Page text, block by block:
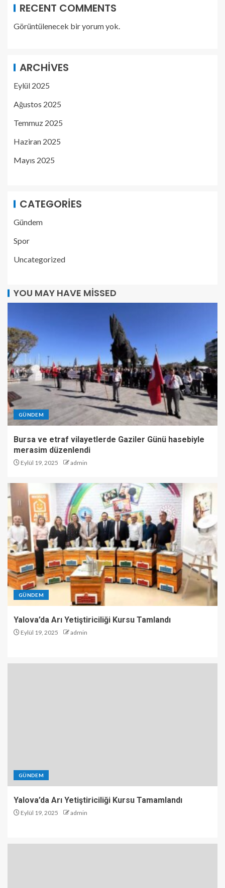
RECENT COMMENTS
Görüntülenecek bir yorum yok.
ARCHIVES
Eylül 2025
Ağustos 2025
Temmuz 2025
Haziran 2025
Mayıs 2025
CATEGORIES
Gündem
Spor
Uncategorized
YOU MAY HAVE MISSED
GÜNDEM
Bursa ve etraf vilayetlerde Gaziler Günü hasebiyle
merasim düzenlendi
Eylül 19, 2025 admin
GÜNDEM
Yalova’da Arı Yetiştiriciliği Kursu Tamlandı
Eylül 19, 2025 admin
GÜNDEM
Yalova’da Arı Yetiştiriciliği Kursu Tamamlandı
Eylül 19, 2025 admin